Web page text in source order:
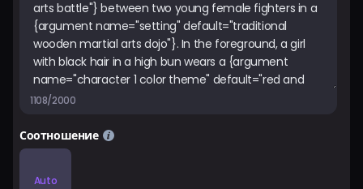
1108/2000
Соотношение
Auto